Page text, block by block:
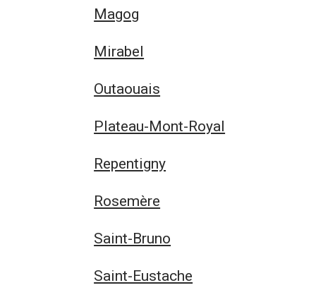
Magog
Mirabel
Outaouais
Plateau-Mont-Royal
Repentigny
Rosemère
Saint-Bruno
Saint-Eustache